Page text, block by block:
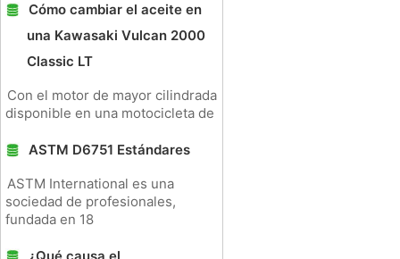
Cómo cambiar el aceite en
una Kawasaki Vulcan 2000
Classic LT
Con el motor de mayor cilindrada
disponible en una motocicleta de
ASTM D6751 Estándares
ASTM International es una
sociedad de profesionales,
fundada en 18